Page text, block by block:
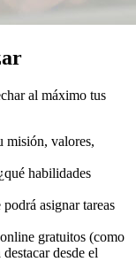
al máximo tus
misión, valores,
habilidades
podrá asignar tareas
gratuitos (como
desde el